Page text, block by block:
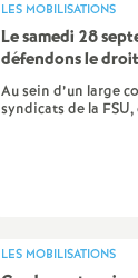
i
g
LES MOBILISATIONS
Le samedi 28
défendons le
Au sein d’un large
syndicats de la
LES MOBILISATIONS